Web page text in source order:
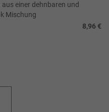
einer dehnbaren und
Mischung
8,96 €